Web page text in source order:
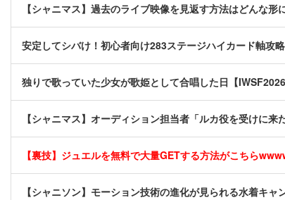
【シャニマス】過去のライブ映像を見返す方法はどんな形
安定してシバけ！初心者向け283ステージハイカード軸攻
独りで歌っていた少女が歌姫として合唱した日【
【シャニマス】オーディション担当者「ルカ役を受けに
【裏技】ジュエルを無料で大量GETする方法がこちら
【シャニソン】モーション技術の進化が見られる水着キ